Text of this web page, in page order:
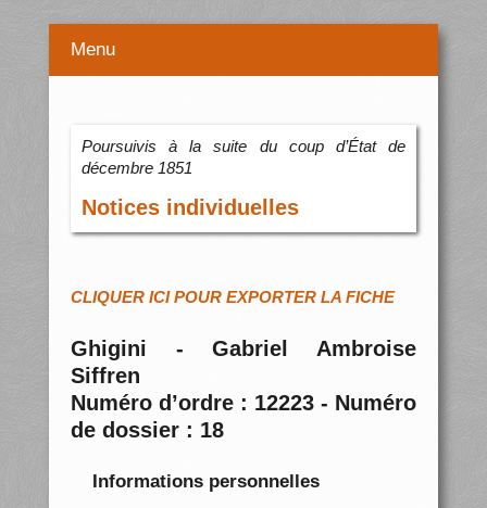
Menu
Poursuivis à la suite du coup d’État de
décembre 1851
Notices individuelles
CLIQUER ICI POUR EXPORTER LA FICHE
Ghigini - Gabriel Ambroise
Siffren
Numéro d’ordre : 12223 - Numéro
de dossier : 18
Informations personnelles